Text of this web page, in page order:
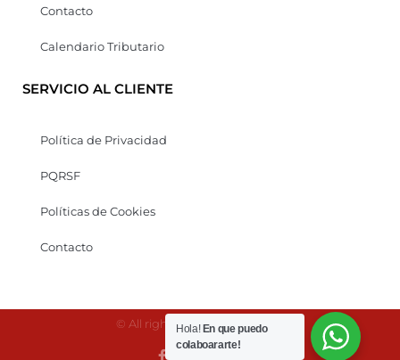
Contacto
Calendario Tributario
SERVICIO AL CLIENTE
Política de Privacidad
PQRSF
Políticas de Cookies
Contacto
© All rights reserved Kaonesis
Hola! En que puedo
colaboararte!